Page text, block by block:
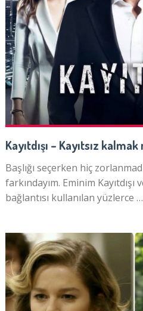
Kayıtdışı – Kayıtsız
Başlığı seçerken hiç
farkındayım. Eminim Kayıtdışı
bağlantısı kullanılan yüzlerce …